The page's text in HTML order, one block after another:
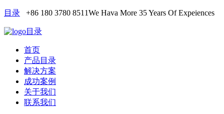
目录 +86 180 3780 8511We Hava More 35 Years Of Expeiences
目录
首页
产品目录
解决方案
成功案例
关于我们
联系我们